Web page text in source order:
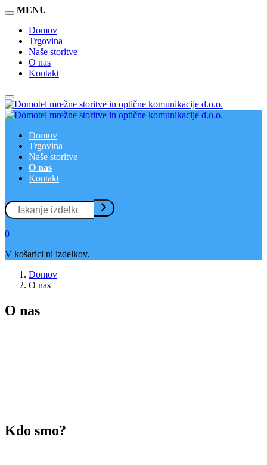
MENU
Domov
Trgovina
Naše storitve
O nas
Kontakt
Domov
Trgovina
Naše storitve
O nas
Kontakt
0
V košarici ni izdelkov.
Domov
O nas
O nas
Kdo smo?